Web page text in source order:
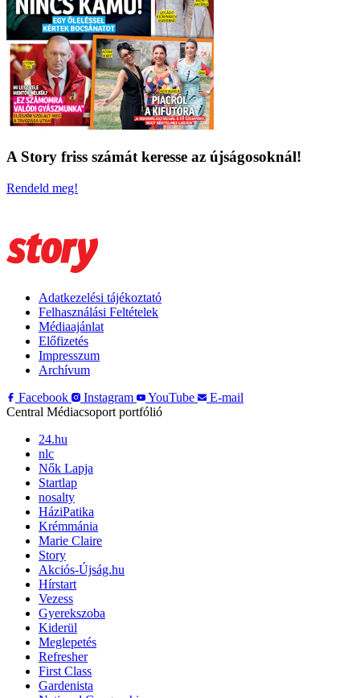
A Story friss számát keresse az újságosoknál!
Rendeld meg!
Adatkezelési tájékoztató
Felhasználási Feltételek
Médiaajánlat
Előfizetés
Impresszum
Archívum
Facebook
Instagram YouTube
E-mail
Central Médiacsoport portfólió
24.hu
nlc
Nők Lapja
Startlap
nosalty
HáziPatika
Krémmánia
Marie Claire
Story
Akciós-Újság.hu
Hírstart
Vezess
Gyerekszoba
Kiderül
Meglepetés
Refresher
First Class
Gardenista